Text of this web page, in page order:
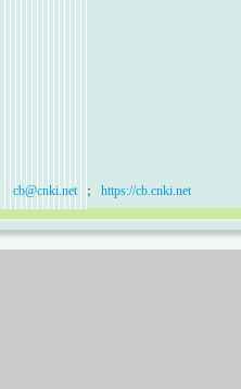
cb@cnki.net ； https://cb.cnki.net